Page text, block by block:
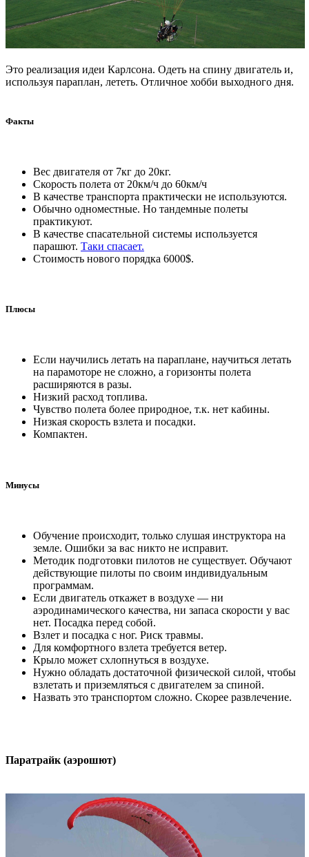
Это реализация идеи Карлсона. Одеть на спину двигатель и,
используя параплан, лететь. Отличное хобби выходного дня.
Факты
Вес двигателя от 7кг до 20кг.
Скорость полета от 20км/ч до 60км/ч
В качестве транспорта практически не используются.
Обычно одноместные. Но тандемные полеты
практикуют.
В качестве спасательной системы используется
парашют. Таки спасает.
Стоимость нового порядка 6000$.
Плюсы
Если научились летать на параплане, научиться летать
на парамоторе не сложно, а горизонты полета
расширяются в разы.
Низкий расход топлива.
Чувство полета более природное, т.к. нет кабины.
Низкая скорость взлета и посадки.
Компактен.
Минусы
Обучение происходит, только слушая инструктора на
земле. Ошибки за вас никто не исправит.
Методик подготовки пилотов не существует. Обучают
действующие пилоты по своим индивидуальным
программам.
Если двигатель откажет в воздухе — ни
аэродинамического качества, ни запаса скорости у вас
нет. Посадка перед собой.
Взлет и посадка с ног. Риск травмы.
Для комфортного взлета требуется ветер.
Крыло может схлопнуться в воздухе.
Нужно обладать достаточной физической силой, чтобы
взлетать и приземляться с двигателем за спиной.
Назвать это транспортом сложно. Скорее развлечение.
Паратрайк (аэрошют)